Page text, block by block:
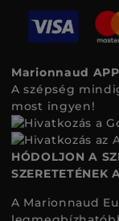
Marionnaud
A szépség
most ingyen!
HÓDOLJON A
SZERETETÉNEK
A Marionnaud